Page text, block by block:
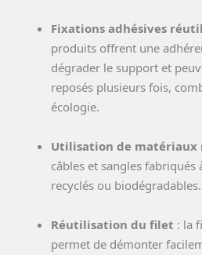
Fixations adhésives
produits offrent une
dégrader le support et
reposés plusieurs fois,
écologie.
Utilisation de matériaux
câbles et sangles
recyclés ou biodégradables.
Réutilisation du filet : la
permet de démonter